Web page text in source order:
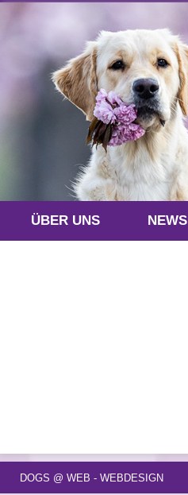
ÜBER UNS NEWS
DOGS @ WEB - WEBDESIGN